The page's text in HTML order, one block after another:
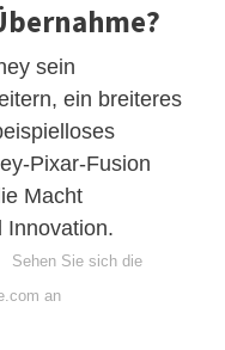
sein
ein breiteres
Pixar-Fusion
Macht
Innovation.
Sehen Sie sich die
an